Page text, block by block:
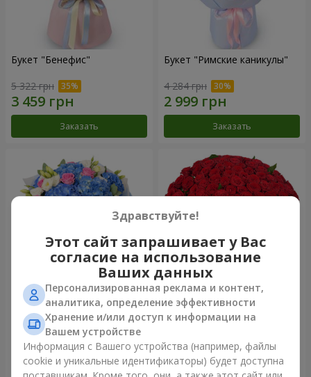
Букет "Бенефис"
5 322 грн
Заказать
Букет "Римские каникулы"
4 284 грн
Заказать
Букет "Небесная акварель"
6 665 грн
Заказать
101 красная роза
Заказать
Здравствуйте!
Этот сайт запрашивает у Вас
согласие на использование
Ваших данных
Персонализированная реклама и контент,
аналитика, определение эффективности
Хранение и/или доступ к информации на
Вашем устройстве
Информация с Вашего устройства (например, файлы
cookie и уникальные идентификаторы) будет доступна